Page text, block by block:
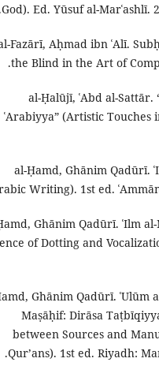
God). Ed. Yūsuf al-Marʿashlī.
Fazārī, Aḥmad ibn ʿAlī.
the Blind in the Art of
al-Ḥalūjī, ʿAbd al-
ʿArabiyya” (Artistic
al-Ḥamd, Ghānim Qadūrī.
Writing). 1st ed.
Ghānim Qadūrī. ʿIlm
of Dotting and
Ghānim Qadūrī. ʿUlūm
Maṣāḥif: Dirāsa
between Sources and
Qur’ans). 1st ed. Riyadh: